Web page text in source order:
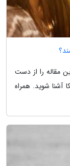
مقاله را از دست
آشنا شوید. همراه